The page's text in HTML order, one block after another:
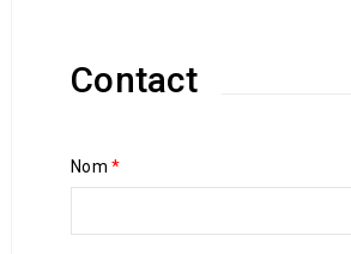
Contact
Nom *